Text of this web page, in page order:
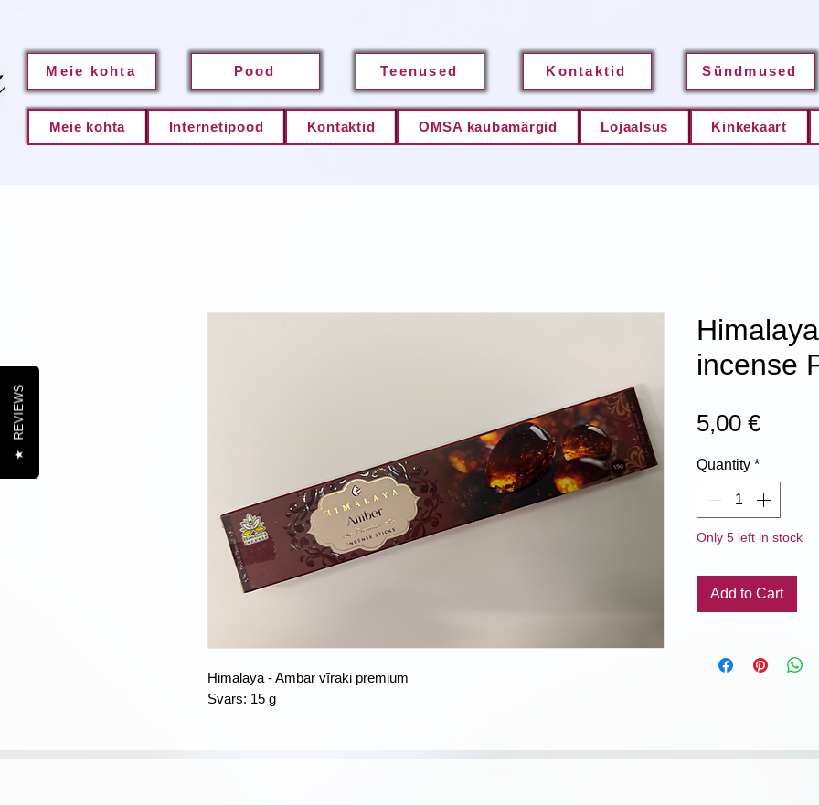
Meie kohta Pood Teenused Kontaktid Sündmused
Meie kohta Internetipood Kontaktid OMSA kaubamärgid Lojaalsus Kinkekaart
Himalaya - Ambar vīraki premium
Svars: 15 g
incense
5,00 €Price
Quantity *
Only 5 left in stock
Add to Cart
★
REVIEWS